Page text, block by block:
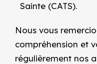
Sainte (CATS).
Nous vous
compréhension et
régulièrement nos